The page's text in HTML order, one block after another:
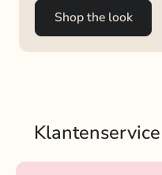
Shop the look
Klantenservice